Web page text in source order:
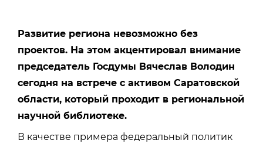
Развитие региона невозможно без
проектов. На этом акцентировал внимание
председатель Госдумы Вячеслав Володин
сегодня на встрече с активом Саратовской
области, который проходит в региональной
научной библиотеке.
В качестве примера федеральный политик